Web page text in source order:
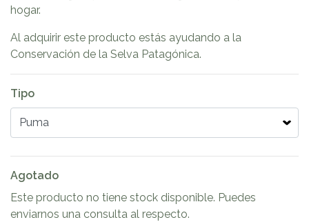
hogar.
Al adquirir este producto estás ayudando a la
Conservación de la Selva Patagónica.
Tipo
Agotado
Este producto no tiene stock disponible. Puedes
enviarnos una consulta al respecto.